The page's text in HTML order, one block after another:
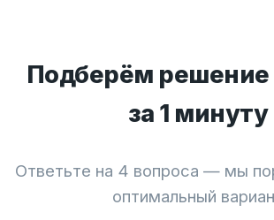
Подберём
за 1 минуту
Ответьте на 4 вопроса — мы
оптимальный